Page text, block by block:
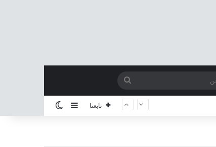
بحث
عن
تابعنا إضافة عمود جانبي
الوضع المظلم